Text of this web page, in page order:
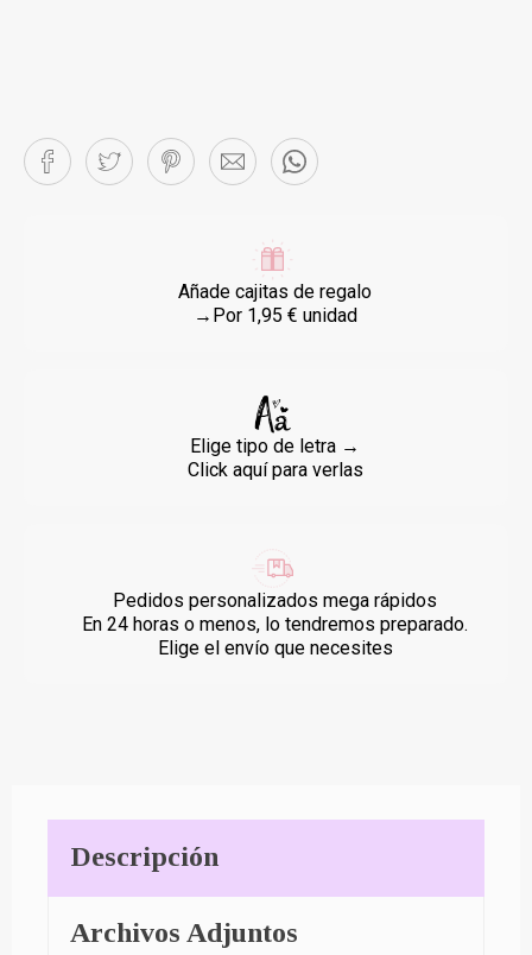
Añade cajitas de regalo
→Por 1,95 € unidad
Elige tipo de letra →
Click aquí para verlas
Pedidos personalizados mega rápidos
En 24 horas o menos, lo tendremos preparado.
Elige el envío que necesites
Descripción
Archivos Adjuntos